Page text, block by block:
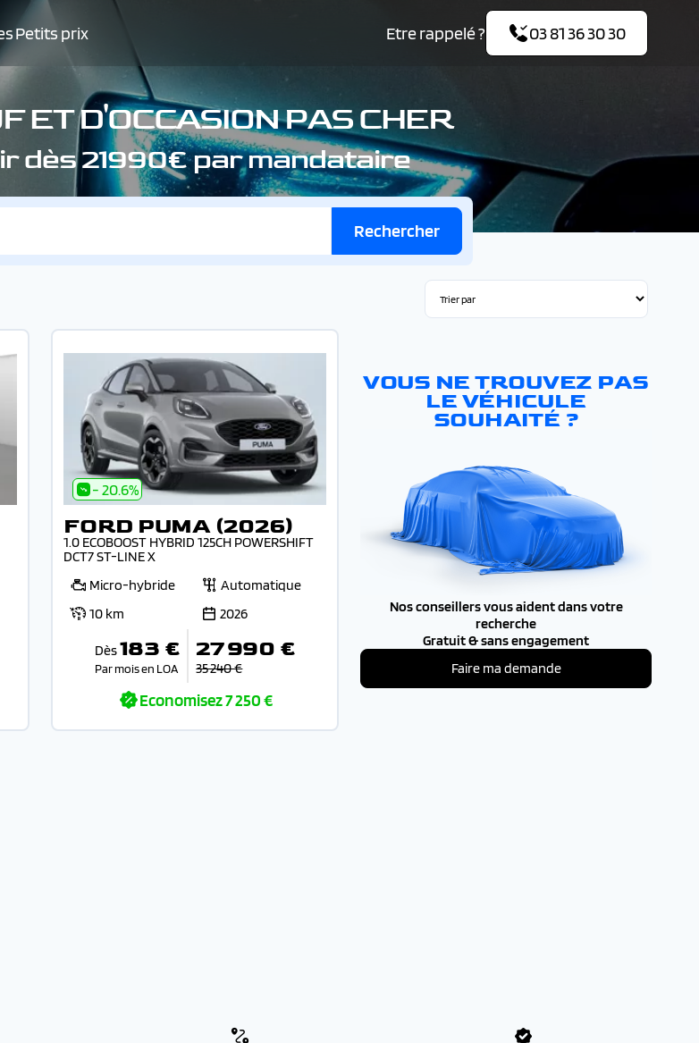
Petits prix Etre rappelé ? 03 81 36 30 30
ET D'OCCASION PAS CHER
dès 21990€ par mandataire
Rechercher
- 20.6%
FORD PUMA (2026)
1.0 ECOBOOST HYBRID 125CH POWERSHIFT
DCT7 ST-LINE X
Micro-hybride
Automatique
10 km
2026
Dès183 €
Par mois en LOA
27 990 €
35 240 €
Economisez7 250 €
VOUS NE TROUVEZ PAS
LE VÉHICULE
SOUHAITÉ ?
Nos conseillers vous aident dans votre
recherche
Gratuit & sans engagement
Faire ma demande